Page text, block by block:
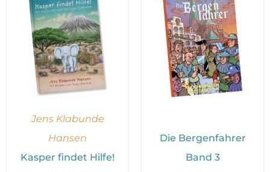
Jens Klabunde
Hansen
Kasper findet Hilfe!
Die Bergenfahrer
Band 3